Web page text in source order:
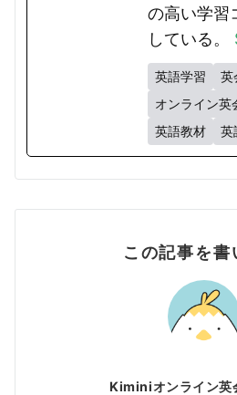
の高い学習
している。
英語学習
英
オンライン英
英語教材
英
この記事を書
Kiminiオンライン英